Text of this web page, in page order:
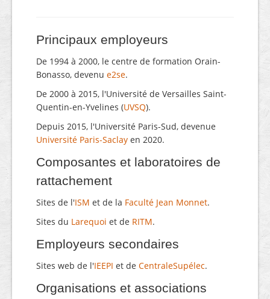
Principaux employeurs
De 1994 à 2000, le centre de formation Orain-
Bonasso, devenu e2se.
De 2000 à 2015, l'Université de Versailles Saint-
Quentin-en-Yvelines (UVSQ).
Depuis 2015, l'Université Paris-Sud, devenue
Université Paris-Saclay en 2020.
Composantes et laboratoires de
rattachement
Sites de l'ISM et de la Faculté Jean Monnet.
Sites du Larequoi et de RITM.
Employeurs secondaires
Sites web de l'IEEPI et de CentraleSupélec.
Organisations et associations